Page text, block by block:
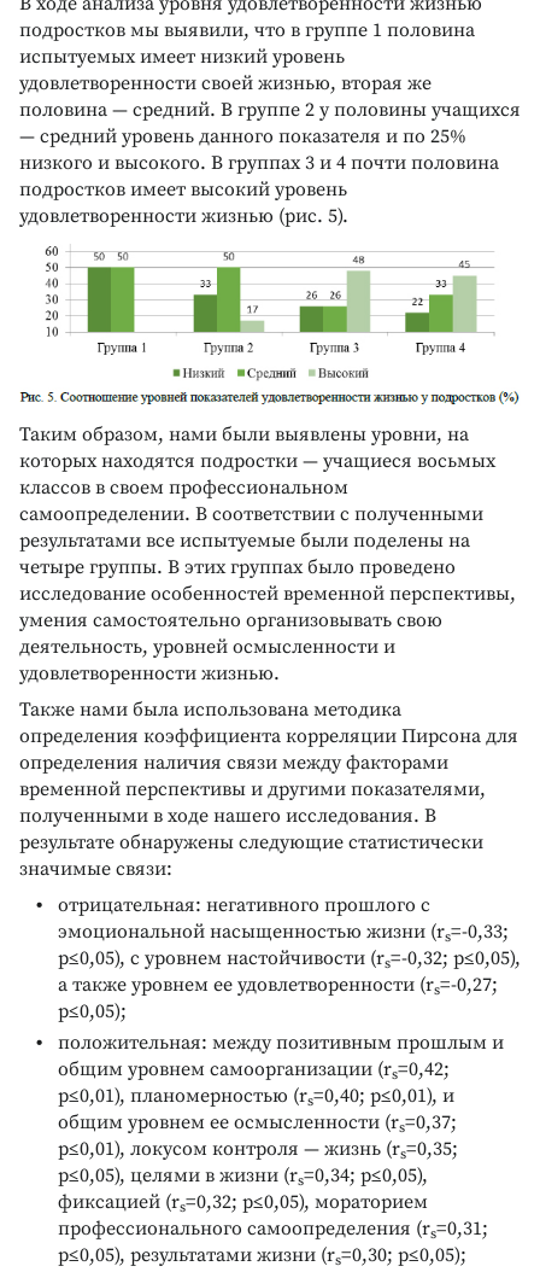
подростков мы выявили, что в группе 1 половина
испытуемых имеет низкий уровень
удовлетворенности своей жизнью, вторая же
половина — средний. В группе 2 у половины учащихся
— средний уровень данного показателя и по 25%
низкого и высокого. В группах 3 и 4 почти половина
подростков имеет высокий уровень
удовлетворенности жизнью (рис. 5).
Таким образом, нами были выявлены уровни, на
которых находятся подростки — учащиеся восьмых
классов в своем профессиональном
самоопределении. В соответствии с полученными
результатами все испытуемые были поделены на
четыре группы. В этих группах было проведено
исследование особенностей временной перспективы,
умения самостоятельно организовывать свою
деятельность, уровней осмысленности и
удовлетворенности жизнью.
Также нами была использована методика
определения коэффициента корреляции Пирсона для
определения наличия связи между факторами
временной перспективы и другими показателями,
полученными в ходе нашего исследования. В
результате обнаружены следующие статистически
значимые связи:
отрицательная: негативного прошлого с
эмоциональной насыщенностью жизни (rs=-0,33;
p≤0,05), с уровнем настойчивости (rs=-0,32; p≤0,05),
а также уровнем ее удовлетворенности (rs=-0,27;
p≤0,05);
положительная: между позитивным прошлым и
общим уровнем самоорганизации (rs=0,42;
p≤0,01), планомерностью (rs=0,40; p≤0,01), и
общим уровнем ее осмысленности (rs=0,37;
p≤0,01), локусом контроля — жизнь (rs=0,35;
p≤0,05), целями в жизни (rs=0,34; p≤0,05),
фиксацией (rs=0,32; p≤0,05), мораторием
профессионального самоопределения (rs=0,31;
p≤0,05), результатами жизни (rs=0,30; p≤0,05);